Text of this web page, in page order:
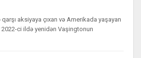
aksiyaya çıxan və Amerikada yaşayan
ci ildə yenidən Vaşingtonun